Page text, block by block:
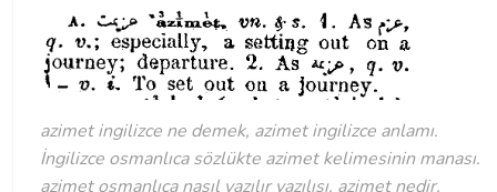
azimet ingilizce ne demek, azimet ingilizce anlamı.
İngilizce osmanlıca sözlükte azimet kelimesinin manası.
azimet osmanlıca nasıl yazılır yazılışı. azimet nedir.